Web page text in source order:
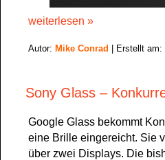
weiterlesen »
Autor: Mike Conrad | Erstellt am:
Sony Glass –
Google Glass bekommt
eine Brille eingereicht. Sie
über zwei Displays. Die